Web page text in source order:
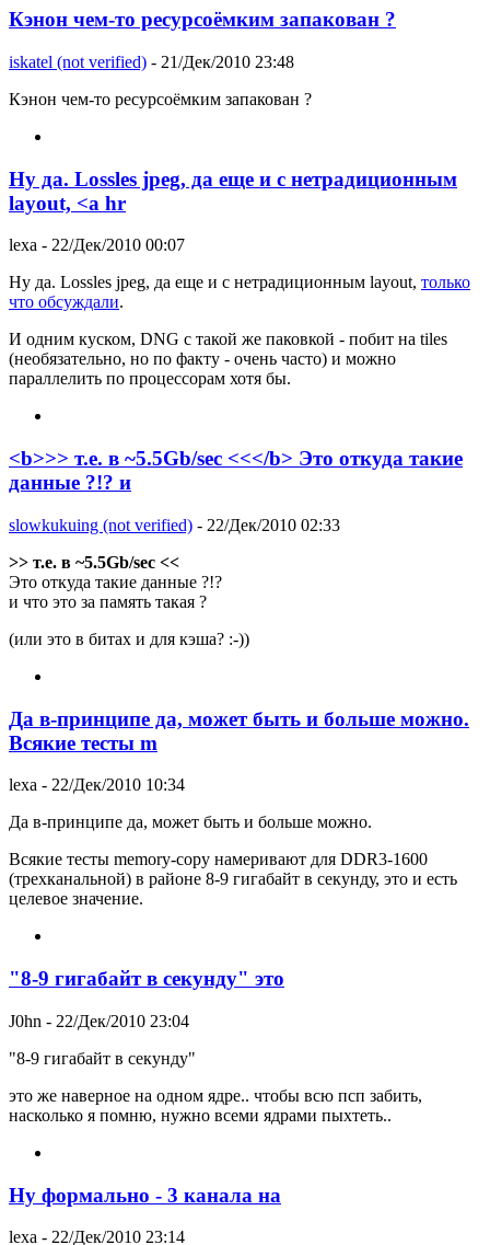
Кэнон чем-то ресурсоёмким запакован ?
iskatel (not verified) - 21/Дек/2010 23:48
Кэнон чем-то ресурсоёмким запакован ?
Ну да. Lossles jpeg, да еще и с нетрадиционным
layout, <a hr
lexa - 22/Дек/2010 00:07
Ну да. Lossles jpeg, да еще и с нетрадиционным layout, только
что обсуждали.
И одним куском, DNG с такой же паковкой - побит на tiles
(необязательно, но по факту - очень часто) и можно
параллелить по процессорам хотя бы.
<b>>> т.е. в ~5.5Gb/sec <<</b> Это откуда такие
данные ?!? и
slowkukuing (not verified) - 22/Дек/2010 02:33
>> т.е. в ~5.5Gb/sec <<
Это откуда такие данные ?!?
и что это за память такая ?
(или это в битах и для кэша? :-))
Да в-принципе да, может быть и больше можно.
Всякие тесты m
lexa - 22/Дек/2010 10:34
Да в-принципе да, может быть и больше можно.
Всякие тесты memory-copy намеривают для DDR3-1600
(трехканальной) в районе 8-9 гигабайт в секунду, это и есть
целевое значение.
"8-9 гигабайт в секунду" это
J0hn - 22/Дек/2010 23:04
"8-9 гигабайт в секунду"
это же наверное на одном ядре.. чтобы всю псп забить,
насколько я помню, нужно всеми ядрами пыхтеть..
Ну формально - 3 канала на
lexa - 22/Дек/2010 23:14